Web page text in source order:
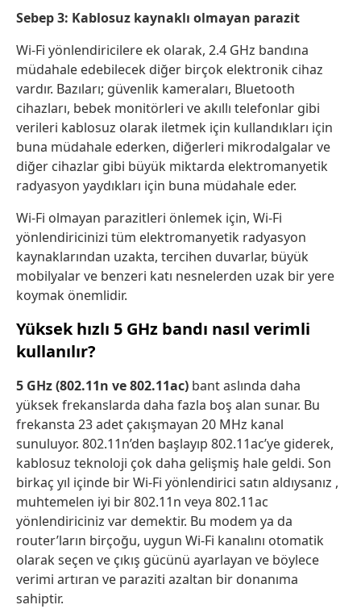
Sebep 3: Kablosuz kaynaklı olmayan parazit
Wi-Fi yönlendiricilere ek olarak, 2.4 GHz bandına
müdahale edebilecek diğer birçok elektronik cihaz
vardır. Bazıları; güvenlik kameraları, Bluetooth
cihazları, bebek monitörleri ve akıllı telefonlar gibi
verileri kablosuz olarak iletmek için kullandıkları için
buna müdahale ederken, diğerleri mikrodalgalar ve
diğer cihazlar gibi büyük miktarda elektromanyetik
radyasyon yaydıkları için buna müdahale eder.
Wi-Fi olmayan parazitleri önlemek için, Wi-Fi
yönlendiricinizi tüm elektromanyetik radyasyon
kaynaklarından uzakta, tercihen duvarlar, büyük
mobilyalar ve benzeri katı nesnelerden uzak bir yere
koymak önemlidir.
Yüksek hızlı 5 GHz bandı nasıl verimli
kullanılır?
5 GHz (802.11n ve 802.11ac) bant aslında daha
yüksek frekanslarda daha fazla boş alan sunar. Bu
frekansta 23 adet çakışmayan 20 MHz kanal
sunuluyor. 802.11n’den başlayıp 802.11ac’ye giderek,
kablosuz teknoloji çok daha gelişmiş hale geldi. Son
birkaç yıl içinde bir Wi-Fi yönlendirici satın aldıysanız ,
muhtemelen iyi bir 802.11n veya 802.11ac
yönlendiriciniz var demektir. Bu modem ya da
router’ların birçoğu, uygun Wi-Fi kanalını otomatik
olarak seçen ve çıkış gücünü ayarlayan ve böylece
verimi artıran ve paraziti azaltan bir donanıma
sahiptir.